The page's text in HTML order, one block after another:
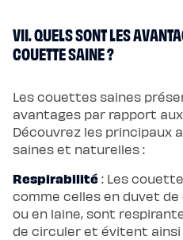
VII. QUELS SONT LES
COUETTE SAINE ?
Les couettes saines
avantages par rapport
Découvrez les principaux
saines et naturelles :
Respirabilité : Les
comme celles en duvet de
ou en laine, sont
de circuler et évitent